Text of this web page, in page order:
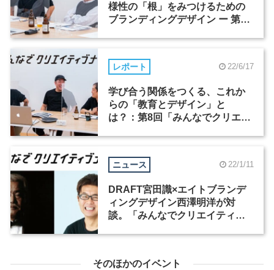
様性の「根」をみつけるための
ブランディングデザイン ー 第9
レポート 22/6/17
学び合う関係をつくる、これか
らの「教育とデザイン」と
は？：第8回「みんなでクリエイ
ニュース 22/1/11
DRAFT宮田識×エイトブランデ
ィングデザイン西澤明洋が対
談。「みんなでクリエイティブ
そのほかのイベント